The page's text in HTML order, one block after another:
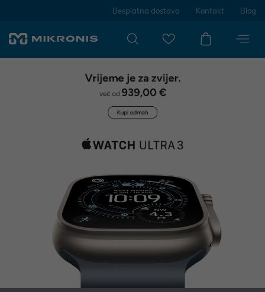
Besplatna dostava Kontakt Blog